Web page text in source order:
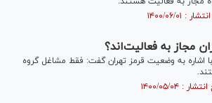
مجاز به فعالیت‌اند؟
اشاره به وضعیت قرمز تهران گفت: فقط مشاغل گروه